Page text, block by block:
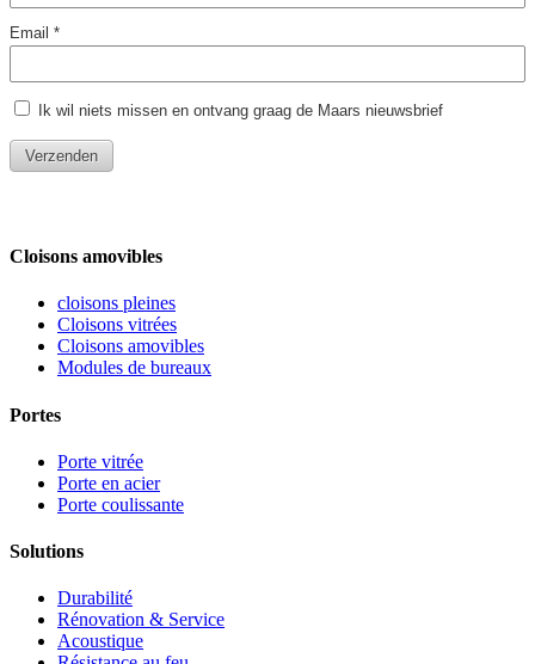
Cloisons amovibles
cloisons pleines
Cloisons vitrées
Cloisons amovibles
Modules de bureaux
Portes
Porte vitrée
Porte en acier
Porte coulissante
Solutions
Durabilité
Rénovation & Service
Acoustique